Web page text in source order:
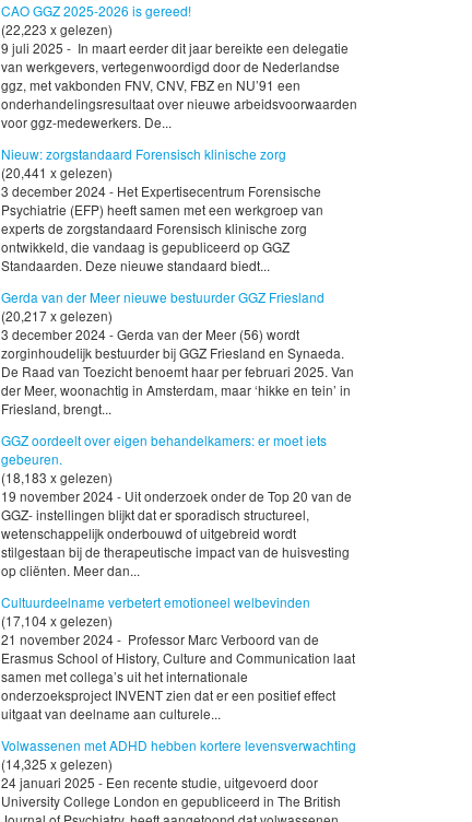
CAO GGZ 2025-2026 is gereed!
(22,223 x gelezen)
9 juli 2025 - In maart eerder dit jaar bereikte een delegatie
van werkgevers, vertegenwoordigd door de Nederlandse
ggz, met vakbonden FNV, CNV, FBZ en NU’91 een
onderhandelingsresultaat over nieuwe arbeidsvoorwaarden
voor ggz-medewerkers. De...
Nieuw: zorgstandaard Forensisch klinische zorg
(20,441 x gelezen)
3 december 2024 - Het Expertisecentrum Forensische
Psychiatrie (EFP) heeft samen met een werkgroep van
experts de zorgstandaard Forensisch klinische zorg
ontwikkeld, die vandaag is gepubliceerd op GGZ
Standaarden. Deze nieuwe standaard biedt...
Gerda van der Meer nieuwe bestuurder GGZ Friesland
(20,217 x gelezen)
3 december 2024 - Gerda van der Meer (56) wordt
zorginhoudelijk bestuurder bij GGZ Friesland en Synaeda.
De Raad van Toezicht benoemt haar per februari 2025. Van
der Meer, woonachtig in Amsterdam, maar ‘hikke en tein’ in
Friesland, brengt...
GGZ oordeelt over eigen behandelkamers: er moet iets
gebeuren.
(18,183 x gelezen)
19 november 2024 - Uit onderzoek onder de Top 20 van de
GGZ- instellingen blijkt dat er sporadisch structureel,
wetenschappelijk onderbouwd of uitgebreid wordt
stilgestaan bij de therapeutische impact van de huisvesting
op cliënten. Meer dan...
Cultuurdeelname verbetert emotioneel welbevinden
(17,104 x gelezen)
21 november 2024 - Professor Marc Verboord van de
Erasmus School of History, Culture and Communication laat
samen met collega’s uit het internationale
onderzoeksproject INVENT zien dat er een positief effect
uitgaat van deelname aan culturele...
Volwassenen met ADHD hebben kortere levensverwachting
(14,325 x gelezen)
24 januari 2025 - Een recente studie, uitgevoerd door
University College London en gepubliceerd in The British